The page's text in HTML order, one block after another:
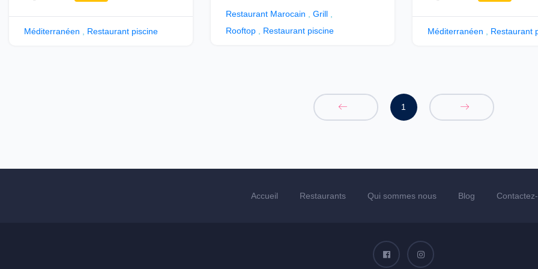
Méditerranéen Restaurant piscine
Restaurant Marocain Grill
Rooftop
Restaurant piscine Méditerranéen Restaurant
1
Accueil Restaurants Qui sommes nous Blog